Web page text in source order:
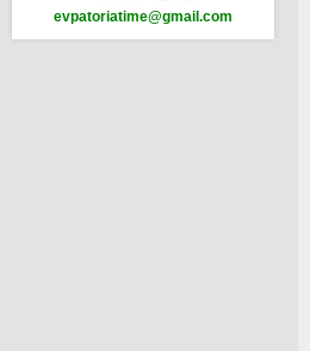
evpatoriatime@gmail.com